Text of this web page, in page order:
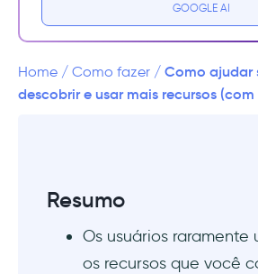
1) Anuncie recursos com
essenciais (e relevantes)
checklists
4) Reforce via changelogs
GOOGLE AI
Home / Como fazer / Como ajudar
descobrir e usar mais recursos
Resumo
Os usuários raramente
os recursos que você